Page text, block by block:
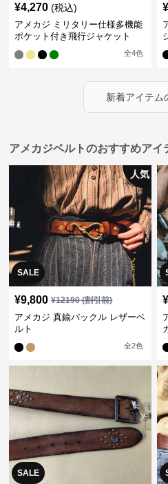
¥4,270 (税込)
アメカジ ミリタリー仕様多機能
ポケット付き飛行ジャケット
全4色
¥
新着アイテム
アメカジベルトのおすすめアイ
SALE
人気
¥9,800 ¥12190(割引前)
アメカジ 真鍮バックル レザーベ
ルト
全2色
¥
SALE